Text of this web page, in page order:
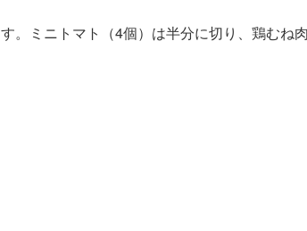
。ミニトマト（4個）は半分に切り、鶏むね肉